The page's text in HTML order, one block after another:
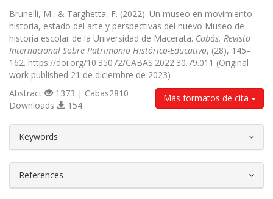
Brunelli, M., & Targhetta, F. (2022). Un museo en movimiento:
historia, estado del arte y perspectivas del nuevo Museo de
historia escolar de la Universidad de Macerata. Cabás. Revista
Internacional Sobre Patrimonio Histórico-Educativo, (28), 145–
162. https://doi.org/10.35072/CABAS.2022.30.79.011 (Original
work published 21 de diciembre de 2023)
Más formatos de cita
Abstract
1373 | Cabas2810
Downloads
154
Keywords
References